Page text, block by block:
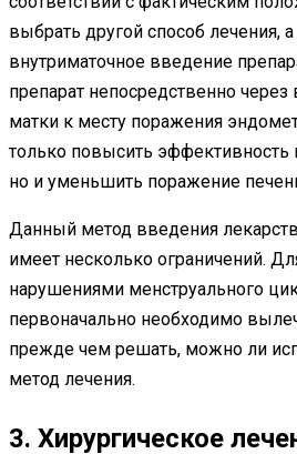
выбрать другой способ лечения,
внутриматочное введение
препарат непосредственно
матки к месту поражения
только повысить эффективность
но и уменьшить поражение
Данный метод введения
имеет несколько ограничений.
нарушениями менструального
первоначально необходимо
прежде чем решать, можно ли
метод лечения.
3. Хирургическое